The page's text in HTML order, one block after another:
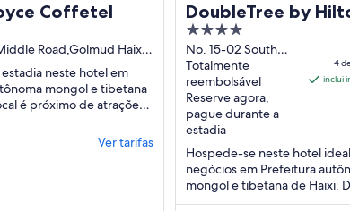
Coffetel
Road,Golmud Haixi
Autonomous Pref
estadia neste hotel em
mongol e tibetana
é próximo de atrações
Ver tarifas
DoubleTree by
Hotel Qinghai -
4
out
of
5
No. 15-02 South
Kunlun Road,
Golmud Qinghai
Totalmente
reembolsável
Reserve agora,
pague durante a
estadia
4
inclui
Hospede-se neste hotel
negócios em Prefeitura
mongol e tibetana de Haixi.
Wi-Fi grátis, estacionamento